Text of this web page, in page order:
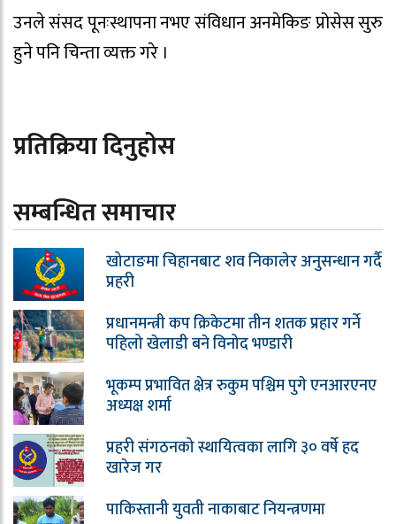
उनले संसद पूनःस्थापना नभए संविधान अनमेकिङ प्रोसेस सुरु
हुने पनि चिन्ता व्यक्त गरे ।
प्रतिक्रिया दिनुहोस
सम्बन्धित समाचार
खोटाङमा चिहानबाट शव निकालेर अनुसन्धान गर्दै
प्रहरी
प्रधानमन्त्री कप क्रिकेटमा तीन शतक प्रहार गर्ने
पहिलो खेलाडी बने विनोद भण्डारी
भूकम्प प्रभावित क्षेत्र रुकुम पश्चिम पुगे एनआरएनए
अध्यक्ष शर्मा
प्रहरी संगठनको स्थायित्वका लागि ३० वर्षे हद
खारेज गर
पाकिस्तानी युवती नाकाबाट नियन्त्रणमा